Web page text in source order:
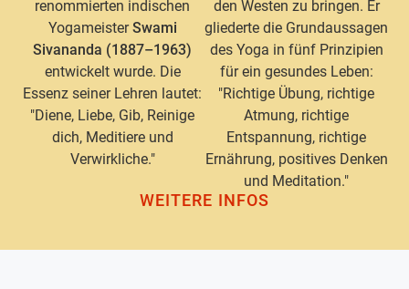
renommierten indischen
YogameisterSwami
Sivananda (1887–1963)
entwickelt wurde. Die
Essenz seiner Lehren lautet:
"Diene, Liebe, Gib, Reinige
dich, Meditiere und
Verwirkliche."
den Westen zu bringen. Er
gliederte die Grundaussagen
des Yoga in fünf Prinzipien
für ein gesundes Leben:
"Richtige Übung, richtige
Atmung, richtige
Entspannung, richtige
Ernährung, positives Denken
und Meditation."
WEITERE INFOS